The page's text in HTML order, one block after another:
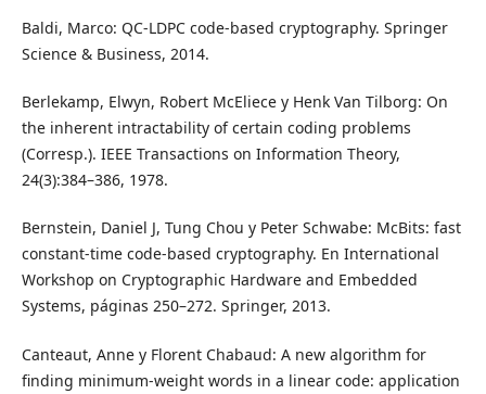
Baldi, Marco: QC-LDPC code-based cryptography. Springer
Science & Business, 2014.
Berlekamp, Elwyn, Robert McEliece y Henk Van Tilborg: On
the inherent intractability of certain coding problems
(Corresp.). IEEE Transactions on Information Theory,
24(3):384–386, 1978.
Bernstein, Daniel J, Tung Chou y Peter Schwabe: McBits: fast
constant-time code-based cryptography. En International
Workshop on Cryptographic Hardware and Embedded
Systems, páginas 250–272. Springer, 2013.
Canteaut, Anne y Florent Chabaud: A new algorithm for
finding minimum-weight words in a linear code: application